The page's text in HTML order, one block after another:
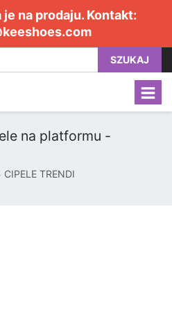
na prodaju. Kontakt:
SZUKAJ
na platformu -
CIPELE TRENDI